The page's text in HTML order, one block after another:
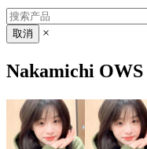
×
Nakamichi